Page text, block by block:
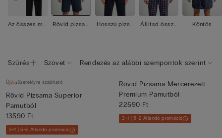
Az összes me
Rövid pizsam
Hosszú pizsa
Állítsd össze
Köntös
Szűrés Szövet Rendezés az alábbi szempontok szerint
Új Személyre szabható
Rövid Pizsama Superior
Pamutból
13590 Ft
3+1 | 5+2 Állandó promóció
Rövid Pizsama Mercerezett
Premium Pamutból
22590 Ft
3+1 | 5+2 Állandó promóció